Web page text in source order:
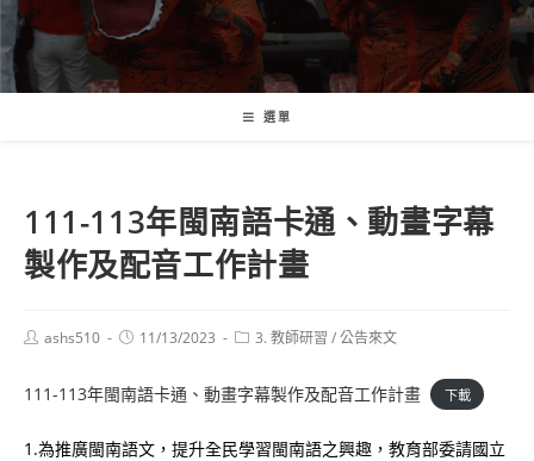
選單
111-113年閩南語卡通、動畫字幕
製作及配音工作計畫
Postashs510
Post11/13/2023
Post3. 教師研習 /公告來文
111-113年閩南語卡通、動畫字幕製作及配音工作計畫 下載
1.為推廣閩南語文，提升全民學習閩南語之興趣，教育部委請國立